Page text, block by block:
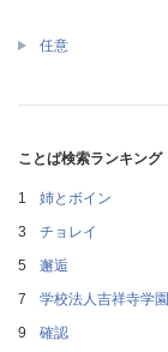
任意
ことば検索ランキング
姉とボイン
チョレイ
邂逅
学校法人吉祥寺学園
確認